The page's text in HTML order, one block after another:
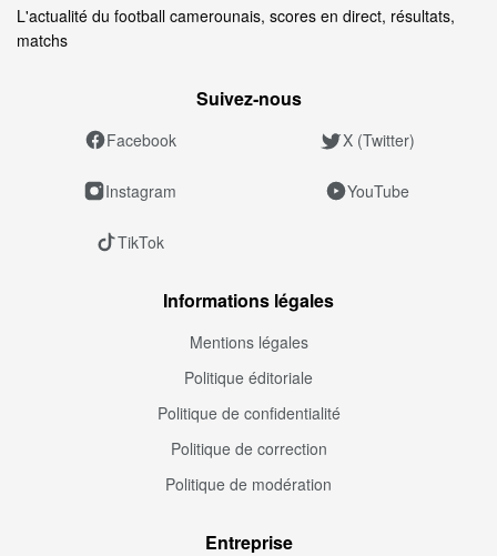
L'actualité du football camerounais, scores en direct, résultats,
matchs
Suivez‑nous
Facebook X (Twitter)
Instagram YouTube
TikTok
Informations légales
Mentions légales
Politique éditoriale
Politique de confidentialité
Politique de correction
Politique de modération
Entreprise